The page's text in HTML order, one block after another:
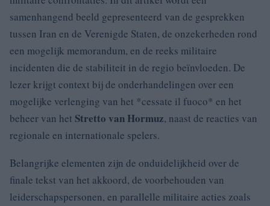
samenhangend beeld gepresenteerd van de gesprekken
tussen Iran en de Verenigde Staten, de onzekerheden rond
een mogelijk memorandum, en de reeks militaire
incidenten die de stabiliteit in de regio beïnvloeden. De
lezer krijgt context bij de onderhandelingen over een
mogelijke verlenging van het *cessate il fuoco* en het
beheer van het Stretto van Hormuz, naast de reacties van
regionale en internationale spelers.
Belangrijke elementen zijn de onduidelijkheid over de
finale tekst van het akkoord, de voorbehouden van
leiderschapspersonen, en parallelle militaire acties zoals